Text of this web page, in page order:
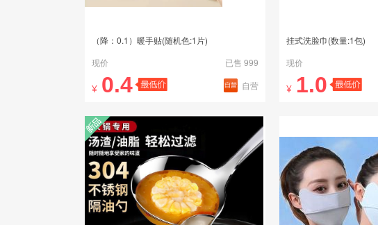
（降：0.1）暖手贴(随机色:1片)
现价
已售 999
¥ 0.4 自营
挂式洗脸巾(数量:1包)
现价
¥ 1.0
新品